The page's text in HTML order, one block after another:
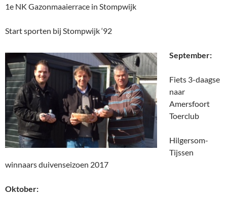
1e NK Gazonmaaierrace in Stompwijk
Start sporten bij Stompwijk ‘92
September:
Fiets 3-daagse
naar
Amersfoort
Toerclub
Hilgersom-
Tijssen
winnaars duivenseizoen 2017
Oktober: